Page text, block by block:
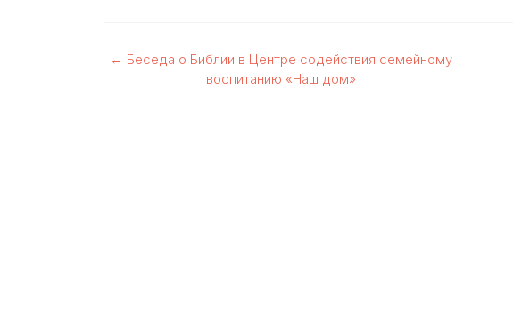
Навигация
← Беседа о Библии в Центре содействия семейному
воспитанию «Наш дом»